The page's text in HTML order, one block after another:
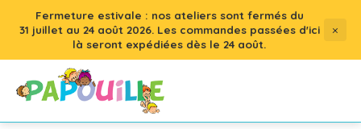
Fermeture estivale : nos ateliers sont fermés du
31 juillet au 24 août 2026. Les commandes passées d'ici
là seront expédiées dès le 24 août.
×